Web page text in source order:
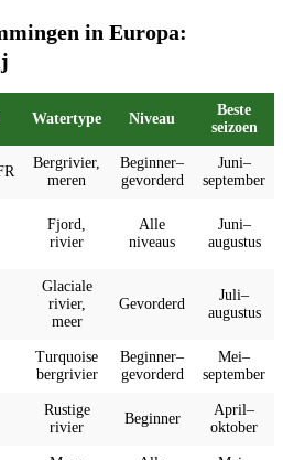
in Europa:
Watertype Niveau
Beste
seizoen
Bergrivier,
meren
Beginner–
gevorderd
Juni–
september
Fjord,
rivier
Alle
niveaus
Juni–
augustus
Glaciale
rivier,
meer
Gevorderd
Juli–
augustus
Turquoise
bergrivier
Beginner–
gevorderd
Mei–
september
Rustige
rivier
Beginner
April–
oktober